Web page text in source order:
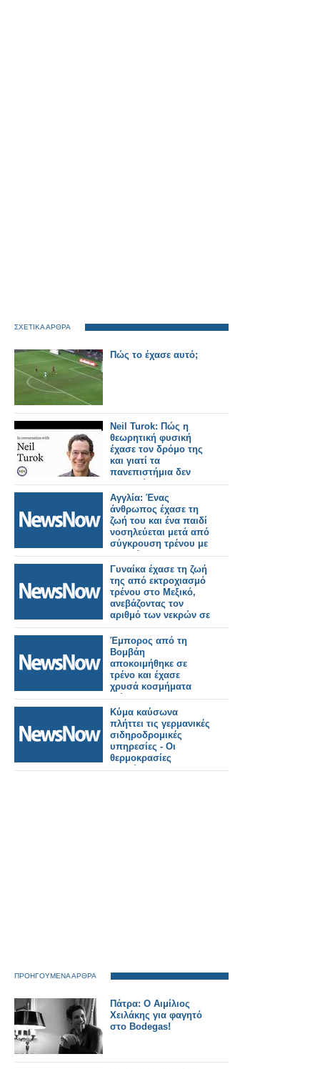
ΣΧΕΤΙΚΑ ΑΡΘΡΑ
Πώς το έχασε αυτό;
Neil Turok: Πώς η
θεωρητική φυσική
έχασε τον δρόμο της
και γιατί τα
πανεπιστήμια δεν
ενθαρρύνουν την
πρωτοτυπία
Αγγλία: Ένας
άνθρωπος έχασε τη
ζωή του και ένα παιδί
νοσηλεύεται μετά από
σύγκρουση τρένου με
αυτοκίνητο.
Γυναίκα έχασε τη ζωή
της από εκτροχιασμό
τρένου στο Μεξικό,
ανεβάζοντας τον
αριθμό των νεκρών σε
14
Έμπορος από τη
Βομβάη
αποκοιμήθηκε σε
τρένο και έχασε
χρυσά κοσμήματα
αξίας 5,53
εκατομμυρίων
ρουπιών!
Κύμα καύσωνα
πλήττει τις γερμανικές
σιδηροδρομικές
υπηρεσίες - Οι
θερμοκρασίες
αναμένεται να
ΠΡΟΗΓΟΥΜΕΝΑ ΑΡΘΡΑ
Πάτρα: O Αιμίλιος
Χειλάκης για φαγητό
στο Bodegas!